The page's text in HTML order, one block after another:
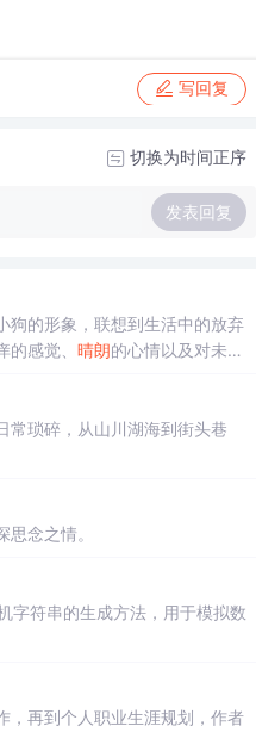
写回复
切换为时间正序
发表回复
狗的形象，联想到生活中的放弃
感觉、 晴朗的心情以及对未来
常琐碎，从山川湖海到街头巷
念之情。
字符串的生成方法，用于模拟数
，再到个人职业生涯规划，作者